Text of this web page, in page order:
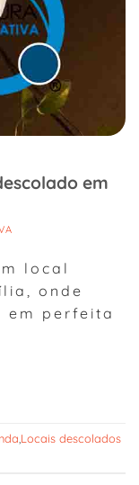
em
local
onde
em perfeita
Locais descolados